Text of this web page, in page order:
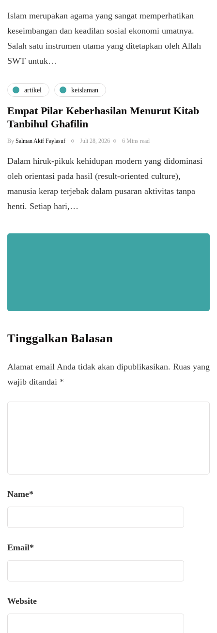
Islam merupakan agama yang sangat memperhatikan
keseimbangan dan keadilan sosial ekonomi umatnya.
Salah satu instrumen utama yang ditetapkan oleh Allah
SWT untuk…
artikel keislaman
Empat Pilar Keberhasilan Menurut Kitab
Tanbihul Ghafilin
By Salman Akif Faylasuf Juli 28, 2026 6 Mins read
Dalam hiruk-pikuk kehidupan modern yang didominasi
oleh orientasi pada hasil (result-oriented culture),
manusia kerap terjebak dalam pusaran aktivitas tanpa
henti. Setiap hari,…
Tinggalkan Balasan
Alamat email Anda tidak akan dipublikasikan. Ruas yang
wajib ditandai *
Name*
Email*
Website